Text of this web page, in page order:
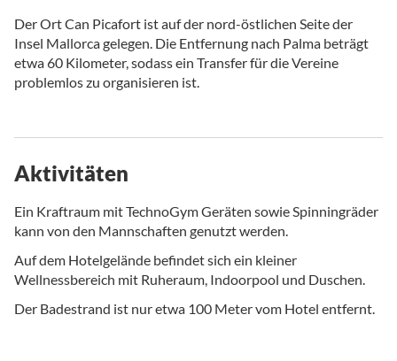
Der Ort Can Picafort ist auf der nord-östlichen Seite der
Insel Mallorca gelegen. Die Entfernung nach Palma beträgt
etwa 60 Kilometer, sodass ein Transfer für die Vereine
problemlos zu organisieren ist.
Aktivitäten
Ein Kraftraum mit TechnoGym Geräten sowie Spinningräder
kann von den Mannschaften genutzt werden.
Auf dem Hotelgelände befindet sich ein kleiner
Wellnessbereich mit Ruheraum, Indoorpool und Duschen.
Der Badestrand ist nur etwa 100 Meter vom Hotel entfernt.